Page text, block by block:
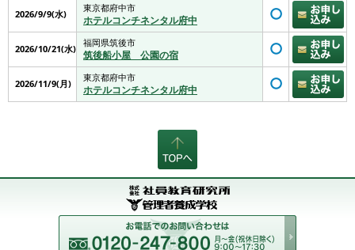
2026/9/9(水)
東京都府中市
ホテルコンチネンタル府中
2026/10/21(水)
福岡県筑後市
筑後船小屋 公園の宿
2026/11/9(月)
東京都府中市
ホテルコンチネンタル府中